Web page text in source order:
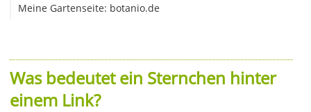
Meine Gartenseite: botanio.de
Was bedeutet ein Sternchen hinter
einem Link?